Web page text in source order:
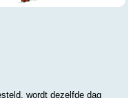
wordt dezelfde dag